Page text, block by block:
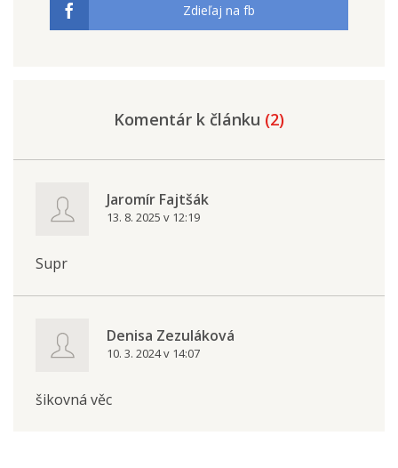
Zdieľaj na fb
Komentár k článku (2)
Jaromír Fajtšák
13. 8. 2025 v 12:19
Supr
Denisa Zezuláková
10. 3. 2024 v 14:07
šikovná věc